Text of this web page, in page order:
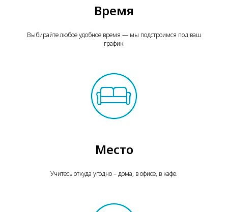
Время
Выбирайте любое удобное время — мы подстроимся под ваш
график.
Место
Учитесь откуда угодно – дома, в офисе, в кафе.